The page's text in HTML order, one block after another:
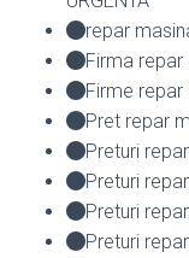
repar
Firma
Firme
Pret repar
Preturi
Preturi
Preturi
Preturi